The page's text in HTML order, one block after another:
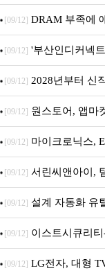
[09/12] DRAM 부족에
퍼 대기
[09/12] '부산인디커넥
개막... 22일간 진행
[09/12] 2028년부터 신
문 추가
[09/12] 원스토어, 앱마
[09/12] 마이크로닉스,
시
[09/12] 서린씨앤아이,
5600MHz 16GB 출시
[09/12] 설계 자동화 유
무상 배포
[09/12] 이스트시큐리
세대 AI 보안 플랫폼
[09/12] LG전자, 대형